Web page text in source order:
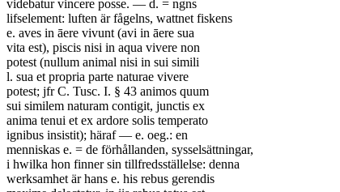
videbatur vincere posse. — d. = ngns
lifselement: luften är fågelns, wattnet fiskens
e. aves in āere vivunt (avi in āere sua
vita est), piscis nisi in aqua vivere non
potest (nullum animal nisi in sui simili
l. sua et propria parte naturae vivere
potest; jfr C. Tusc. I. § 43 animos quum
sui similem naturam contigit, junctis ex
anima tenui et ex ardore solis temperato
ignibus insistit); häraf — e. oeg.: en
menniskas e. = de förhållanden, sysselsättningar,
i hwilka hon finner sin tillfredsställelse: denna
werksamhet är hans e. his rebus gerendis